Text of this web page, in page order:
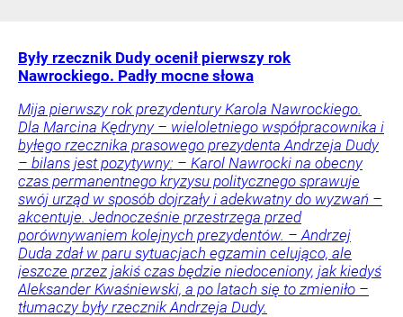
Były rzecznik Dudy ocenił pierwszy rok
Nawrockiego. Padły mocne słowa
Mija pierwszy rok prezydentury Karola Nawrockiego.
Dla Marcina Kędryny – wieloletniego współpracownika i
byłego rzecznika prasowego prezydenta Andrzeja Dudy
– bilans jest pozytywny: – Karol Nawrocki na obecny
czas permanentnego kryzysu politycznego sprawuje
swój urząd w sposób dojrzały i adekwatny do wyzwań –
akcentuje. Jednocześnie przestrzega przed
porównywaniem kolejnych prezydentów. – Andrzej
Duda zdał w paru sytuacjach egzamin celująco, ale
jeszcze przez jakiś czas będzie niedoceniony, jak kiedyś
Aleksander Kwaśniewski, a po latach się to zmieniło –
tłumaczy były rzecznik Andrzeja Dudy.